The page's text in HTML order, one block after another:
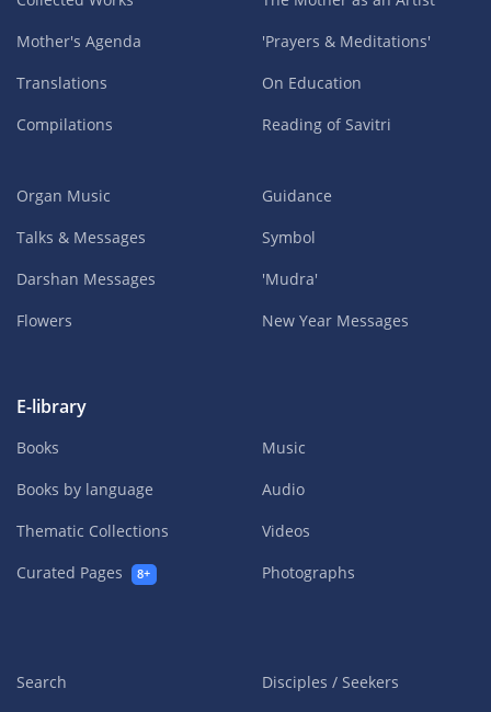
Mother's Agenda
Translations
Compilations
'Prayers & Meditations'
On Education
Reading of Savitri
Organ Music
Talks & Messages
Darshan Messages
Flowers
Guidance
Symbol
'Mudra'
New Year Messages
E-library
Books
Books by language
Thematic Collections
Curated Pages
8+
Music
Audio
Videos
Photographs
Search
Disciples / Seekers